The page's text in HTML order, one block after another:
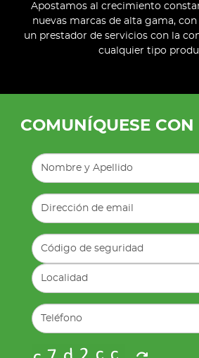
Apostamos al crecimiento
nuevas marcas de alta gama,
un prestador de servicios con la
cualquier tipo
COMUNÍQUESE CON